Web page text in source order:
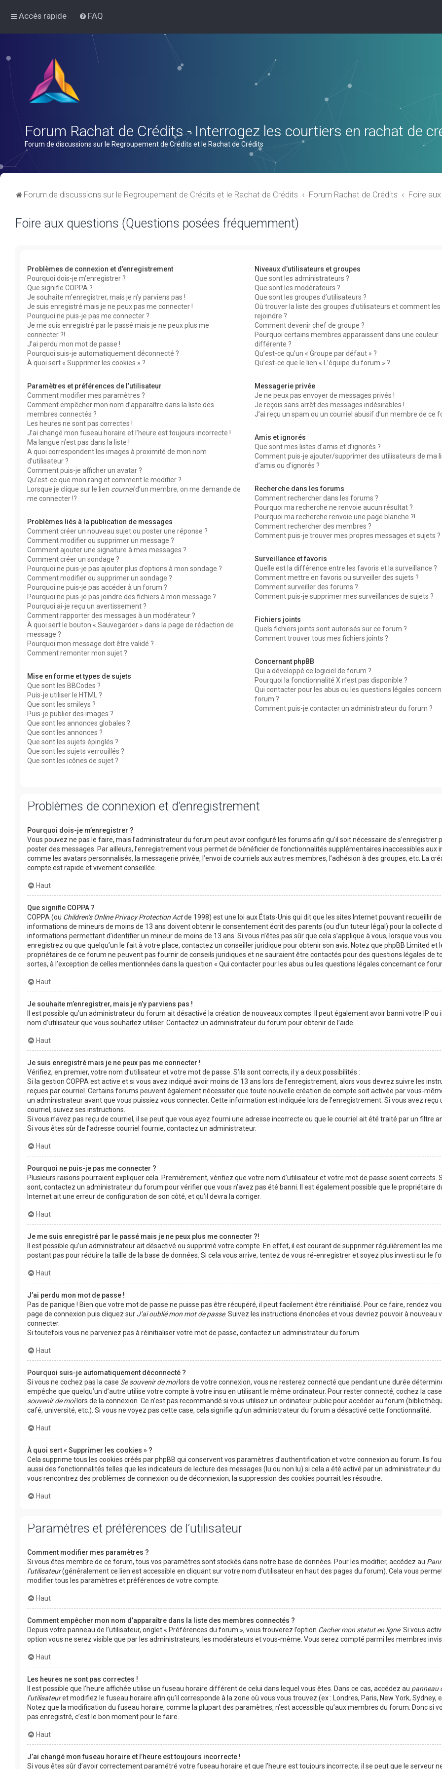
Accès rapide FAQ
Forum Rachat de Crédits - Interrogez les courtiers en rachat de
Forum de discussions sur le Regroupement de Crédits et le Rachat de Crédits
Forum de discussions sur le Regroupement de Crédits et le Rachat de Crédits Forum Rachat de Crédits Foire
Foire aux questions (Questions posées fréquemment)
Problèmes de connexion et d’enregistrement
Pourquoi dois-je m’enregistrer ?
Que signifie COPPA ?
Je souhaite m’enregistrer, mais je n’y parviens pas !
Je suis enregistré mais je ne peux pas me connecter !
Pourquoi ne puis-je pas me connecter ?
Je me suis enregistré par le passé mais je ne peux plus me
connecter ?!
J’ai perdu mon mot de passe !
Pourquoi suis-je automatiquement déconnecté ?
À quoi sert « Supprimer les cookies » ?
Paramètres et préférences de l’utilisateur
Comment modifier mes paramètres ?
Comment empêcher mon nom d’apparaître dans la liste des
membres connectés ?
Les heures ne sont pas correctes !
J’ai changé mon fuseau horaire et l’heure est toujours incorrecte !
Ma langue n’est pas dans la liste !
A quoi correspondent les images à proximité de mon nom
d’utilisateur ?
Comment puis-je afficher un avatar ?
Qu’est-ce que mon rang et comment le modifier ?
Lorsque je clique sur le lien courrield’un membre, on me demande de
me connecter !?
Problèmes liés à la publication de messages
Comment créer un nouveau sujet ou poster une réponse ?
Comment modifier ou supprimer un message ?
Comment ajouter une signature à mes messages ?
Comment créer un sondage ?
Pourquoi ne puis-je pas ajouter plus d’options à mon sondage ?
Comment modifier ou supprimer un sondage ?
Pourquoi ne puis-je pas accéder à un forum ?
Pourquoi ne puis-je pas joindre des fichiers à mon message ?
Pourquoi ai-je reçu un avertissement ?
Comment rapporter des messages à un modérateur ?
À quoi sert le bouton « Sauvegarder » dans la page de rédaction de
message ?
Pourquoi mon message doit être validé ?
Comment remonter mon sujet ?
Mise en forme et types de sujets
Que sont les BBCodes ?
Puis-je utiliser le HTML ?
Que sont les smileys ?
Puis-je publier des images ?
Que sont les annonces globales ?
Que sont les annonces ?
Que sont les sujets épinglés ?
Que sont les sujets verrouillés ?
Que sont les icônes de sujet ?
Niveaux d’utilisateurs et groupes
Que sont les administrateurs ?
Que sont les modérateurs ?
Que sont les groupes d’utilisateurs ?
Où trouver la liste des groupes d’utilisateurs et comment les
rejoindre ?
Comment devenir chef de groupe ?
Pourquoi certains membres apparaissent dans une couleur
différente ?
Qu’est-ce qu’un « Groupe par défaut » ?
Qu’est-ce que le lien « L’équipe du forum » ?
Messagerie privée
Je ne peux pas envoyer de messages privés !
Je reçois sans arrêt des messages indésirables !
J’ai reçu un spam ou un courriel abusif d’un membre de ce
Amis et ignorés
Que sont mes listes d’amis et d’ignorés ?
Comment puis-je ajouter/supprimer des utilisateurs de ma
d’amis ou d’ignorés ?
Recherche dans les forums
Comment rechercher dans les forums ?
Pourquoi ma recherche ne renvoie aucun résultat ?
Pourquoi ma recherche renvoie une page blanche ?!
Comment rechercher des membres ?
Comment puis-je trouver mes propres messages et sujets ?
Surveillance et favoris
Quelle est la différence entre les favoris et la surveillance ?
Comment mettre en favoris ou surveiller des sujets ?
Comment surveiller des forums ?
Comment puis-je supprimer mes surveillances de sujets ?
Fichiers joints
Quels fichiers joints sont autorisés sur ce forum ?
Comment trouver tous mes fichiers joints ?
Concernant phpBB
Qui a développé ce logiciel de forum ?
Pourquoi la fonctionnalité X n’est pas disponible ?
Qui contacter pour les abus ou les questions légales
forum ?
Comment puis-je contacter un administrateur du forum ?
Problèmes de connexion et d’enregistrement
Pourquoi dois-je m’enregistrer ?
Vous pouvez ne pas le faire, mais l’administrateur du forum peut avoir configuré les forums afin qu’il soit nécessaire de s’enregistrer
poster des messages. Par ailleurs, l’enregistrement vous permet de bénéficier de fonctionnalités supplémentaires inaccessibles aux
comme les avatars personnalisés, la messagerie privée, l’envoi de courriels aux autres membres, l’adhésion à des groupes, etc. La
compte est rapide et vivement conseillée.
Haut
Que signifie COPPA ?
COPPA (ou Children’s Online Privacy Protection Actde 1998) est une loi aux États-Unis qui dit que les sites Internet pouvant recueillir
informations de mineurs de moins de 13 ans doivent obtenir le consentement écrit des parents (ou d’un tuteur légal) pour la collecte
informations permettant d’identifier un mineur de moins de 13 ans. Si vous n’êtes pas sûr que cela s’applique à vous, lorsque vous
enregistrez ou que quelqu’un le fait à votre place, contactez un conseiller juridique pour obtenir son avis. Notez que phpBB Limited et
propriétaires de ce forum ne peuvent pas fournir de conseils juridiques et ne sauraient être contactés pour des questions légales de
sortes, à l’exception de celles mentionnées dans la question « Qui contacter pour les abus ou les questions légales concernant ce
Haut
Je souhaite m’enregistrer, mais je n’y parviens pas !
Il est possible qu’un administrateur du forum ait désactivé la création de nouveaux comptes. Il peut également avoir banni votre IP ou
nom d’utilisateur que vous souhaitez utiliser. Contactez un administrateur du forum pour obtenir de l’aide.
Haut
Je suis enregistré mais je ne peux pas me connecter !
Vérifiez, en premier, votre nom d’utilisateur et votre mot de passe. S’ils sont corrects, il y a deux possibilités :
Si la gestion COPPA est active et si vous avez indiqué avoir moins de 13 ans lors de l’enregistrement, alors vous devrez suivre les
reçues par courriel. Certains forums peuvent également nécessiter que toute nouvelle création de compte soit activée par vous-
un administrateur avant que vous puissiez vous connecter. Cette information est indiquée lors de l’enregistrement. Si vous avez reçu
courriel, suivez ses instructions.
Si vous n’avez pas reçu de courriel, il se peut que vous ayez fourni une adresse incorrecte ou que le courriel ait été traité par un filtre
Si vous êtes sûr de l’adresse courriel fournie, contactez un administrateur.
Haut
Pourquoi ne puis-je pas me connecter ?
Plusieurs raisons pourraient expliquer cela. Premièrement, vérifiez que votre nom d’utilisateur et votre mot de passe soient corrects.
sont, contactez un administrateur du forum pour vérifier que vous n’avez pas été banni. Il est également possible que le propriétaire
Internet ait une erreur de configuration de son côté, et qu’il devra la corriger.
Haut
Je me suis enregistré par le passé mais je ne peux plus me connecter ?!
Il est possible qu’un administrateur ait désactivé ou supprimé votre compte. En effet, il est courant de supprimer régulièrement les
postant pas pour réduire la taille de la base de données. Si cela vous arrive, tentez de vous ré-enregistrer et soyez plus investi sur le
Haut
J’ai perdu mon mot de passe !
Pas de panique ! Bien que votre mot de passe ne puisse pas être récupéré, il peut facilement être réinitialisé. Pour ce faire, rendez
page de connexion puis cliquez sur J’ai oublié mon mot de passe. Suivez les instructions énoncées et vous devriez pouvoir à nouveau
connecter.
Si toutefois vous ne parveniez pas à réinitialiser votre mot de passe, contactez un administrateur du forum.
Haut
Pourquoi suis-je automatiquement déconnecté ?
Si vous ne cochez pas la case Se souvenir de moilors de votre connexion, vous ne resterez connecté que pendant une durée
empêche que quelqu’un d’autre utilise votre compte à votre insu en utilisant le même ordinateur. Pour rester connecté, cochez la
souvenir de moilors de la connexion. Ce n’est pas recommandé si vous utilisez un ordinateur public pour accéder au forum
café, université, etc.). Si vous ne voyez pas cette case, cela signifie qu’un administrateur du forum a désactivé cette fonctionnalité.
Haut
À quoi sert « Supprimer les cookies » ?
Cela supprime tous les cookies créés par phpBB qui conservent vos paramètres d’authentification et votre connexion au forum. Ils
aussi des fonctionnalités telles que les indicateurs de lecture des messages (lu ou non lu) si cela a été activé par un administrateur
vous rencontrez des problèmes de connexion ou de déconnexion, la suppression des cookies pourrait les résoudre.
Haut
Paramètres et préférences de l’utilisateur
Comment modifier mes paramètres ?
Si vous êtes membre de ce forum, tous vos paramètres sont stockés dans notre base de données. Pour les modifier, accédez au
l’utilisateur(généralement ce lien est accessible en cliquant sur votre nom d’utilisateur en haut des pages du forum). Cela vous
modifier tous les paramètres et préférences de votre compte.
Haut
Comment empêcher mon nom d’apparaître dans la liste des membres connectés ?
Depuis votre panneau de l’utilisateur, onglet « Préférences du forum », vous trouverez l’option Cacher mon statut en ligne. Si vous
option vous ne serez visible que par les administrateurs, les modérateurs et vous-même. Vous serez compté parmi les membres
Haut
Les heures ne sont pas correctes !
Il est possible que l’heure affichée utilise un fuseau horaire différent de celui dans lequel vous êtes. Dans ce cas, accédez au panneau
l’utilisateuret modifiez le fuseau horaire afin qu’il corresponde à la zone où vous vous trouvez (ex : Londres, Paris, New York, Sydney,
Notez que la modification du fuseau horaire, comme la plupart des paramètres, n’est accessible qu’aux membres du forum. Donc si
pas enregistré, c’est le bon moment pour le faire.
Haut
J’ai changé mon fuseau horaire et l’heure est toujours incorrecte !
Si vous êtes sûr d’avoir correctement paramétré votre fuseau horaire et que l’heure est toujours incorrecte, il se peut que le serveur